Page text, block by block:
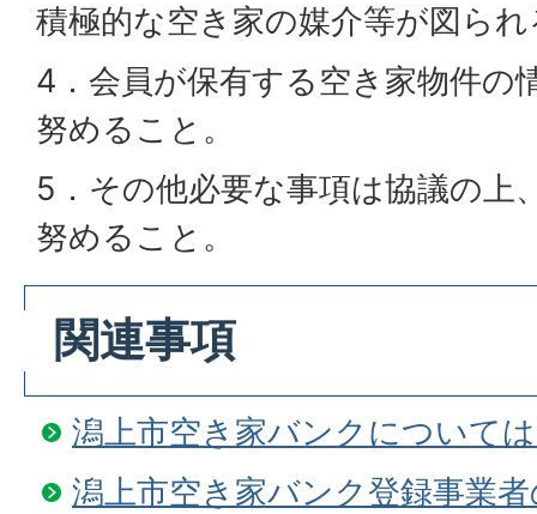
積極的な空き家の媒介等が図ら
4．会員が保有する空き家物件の
努めること。
5．その他必要な事項は協議の上
努めること。
関連事項
潟上市空き家バンクについて
潟上市空き家バンク登録事業